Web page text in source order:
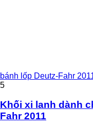
bánh lốp Deutz-Fahr
5
Khối xi lanh dành
Fahr 2011